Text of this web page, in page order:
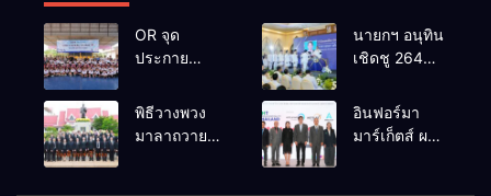
OR จุด
ประกาย
เยาวชน ผ่าน
นายกฯ อนุทิน
เชิดชู 264
บ้านยอดเยี่ยม
มอบแหนบ
พิธีวางพวง
มาลาถวาย
อินฟอร์มา
มาร์เก็ตส์ ผนึก